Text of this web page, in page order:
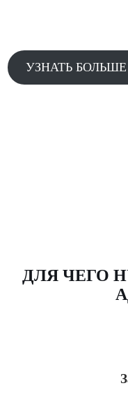
УЗНАТЬ БОЛЬШЕ
ДЛЯ ЧЕГО